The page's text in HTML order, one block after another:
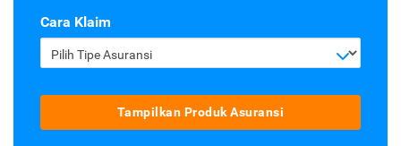
Cara Klaim
Pilih Tipe Asuransi
Tampilkan Produk Asuransi